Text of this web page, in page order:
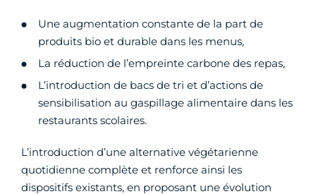
Une augmentation constante de la part de
produits bio et durable dans les menus,
La réduction de l’empreinte carbone des repas,
L’introduction de bacs de tri et d’actions de
sensibilisation au gaspillage alimentaire dans les
restaurants scolaires.
L’introduction d’une alternative végétarienne
quotidienne complète et renforce ainsi les
dispositifs existants, en proposant une évolution